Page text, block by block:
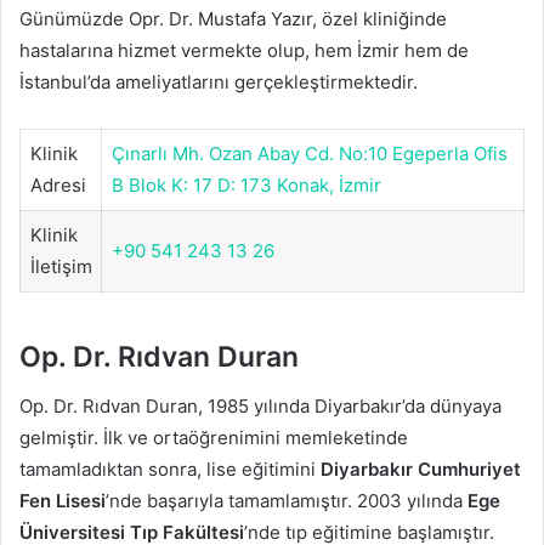
Günümüzde Opr. Dr. Mustafa Yazır, özel kliniğinde
hastalarına hizmet vermekte olup, hem İzmir hem de
İstanbul’da ameliyatlarını gerçekleştirmektedir.
Klinik
Adresi
Çınarlı Mh. Ozan Abay Cd. No:10 Egeperla Ofis
B Blok K: 17 D: 173 Konak, İzmir
Klinik
İletişim
+90 541 243 13 26
Op. Dr. Rıdvan Duran
Op. Dr. Rıdvan Duran, 1985 yılında Diyarbakır’da dünyaya
gelmiştir. İlk ve ortaöğrenimini memleketinde
tamamladıktan sonra, lise eğitimini Diyarbakır Cumhuriyet
Fen Lisesi’nde başarıyla tamamlamıştır. 2003 yılında Ege
Üniversitesi Tıp Fakültesi’nde tıp eğitimine başlamıştır.